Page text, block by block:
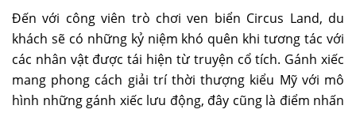
Đến với công viên trò chơi ven biển Circus Land, du
khách sẽ có những kỷ niệm khó quên khi tương tác với
các nhân vật được tái hiện từ truyện cổ tích. Gánh xiếc
mang phong cách giải trí thời thượng kiểu Mỹ với mô
hình những gánh xiếc lưu động, đây cũng là điểm nhấn